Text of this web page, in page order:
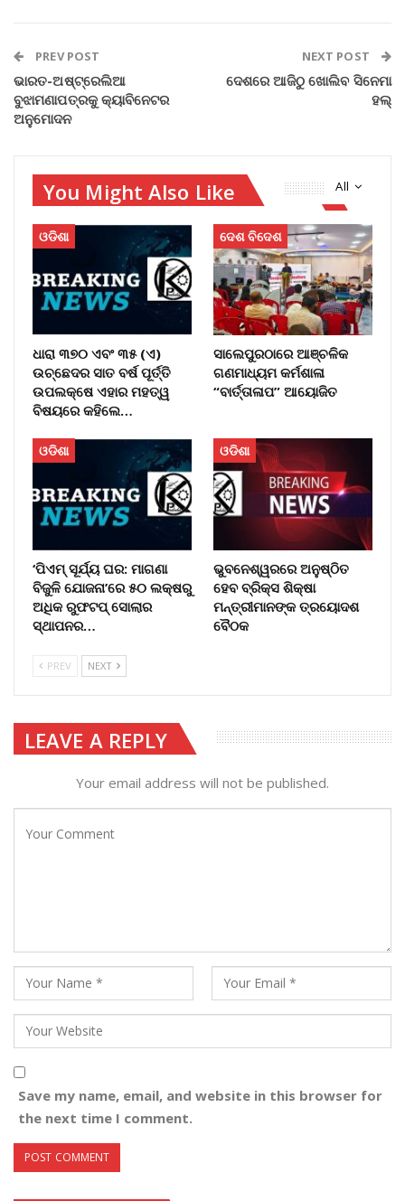
PREV POST
ଭାରତ-ଅଷ୍ଟ୍ରେଲିଆ
ବୁଝାମଣାପତ୍ରକୁ କ୍ୟାବିନେଟର
ଅନୁମୋଦନ
NEXT POST
ଦେଶରେ ଆଜିଠୁ ଖୋଲିବ ସିନେମା
ହଲ୍
All
You Might Also Like
ଓଡିଶା
ଧାରା ୩୭୦ ଏବଂ ୩୫ (ଏ)
ଉଚ୍ଛେଦର ସାତ ବର୍ଷ ପୂର୍ତ୍ତି
ଉପଲକ୍ଷେ ଏହାର ମହତ୍ୱ
ବିଷୟରେ କହିଲେ…
ଦେଶ ବିଦେଶ
ସାଲେପୁରଠାରେ ଆଞ୍ଚଳିକ
ଗଣମାଧ୍ୟମ କର୍ମଶାଳା
“ବାର୍ତ୍ତାଳାପ” ଆୟୋଜିତ
ଓଡିଶା
‘ପିଏମ୍ ସୂର୍ଯ୍ୟ ଘର: ମାଗଣା
ବିଜୁଳି ଯୋଜନା’ରେ ୫୦ ଲକ୍ଷରୁ
ଅଧିକ ରୁଫଟପ୍ ସୋଲାର
ସ୍ଥାପନର…
ଓଡିଶା
ଭୁବନେଶ୍ୱରରେ ଅନୁଷ୍ଠିତ
ହେବ ବ୍ରିକ୍ସ ଶିକ୍ଷା
ମନ୍ତ୍ରୀମାନଙ୍କ ତ୍ରୟୋଦଶ
ବୈଠକ
PREV NEXT
LEAVE A REPLY
Your email address will not be published.
Save my name, email, and website in this browser for
the next time I comment.